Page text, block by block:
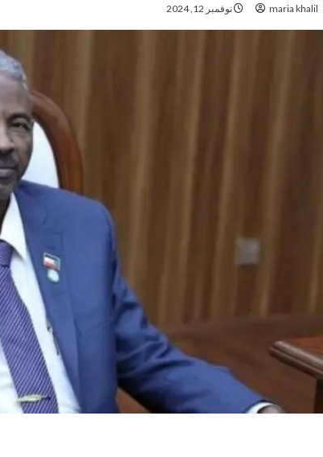
maria khalil نوفمبر 12, 2024